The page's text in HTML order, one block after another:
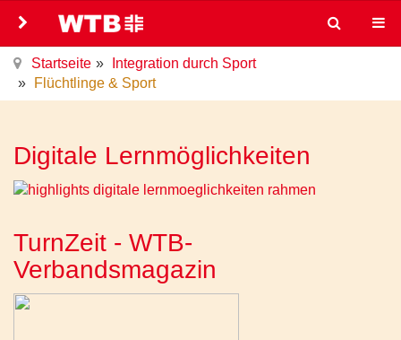
Startseite
Integration durch Sport
Flüchtlinge & Sport
Digitale Lernmöglichkeiten
TurnZeit - WTB-
Verbandsmagazin